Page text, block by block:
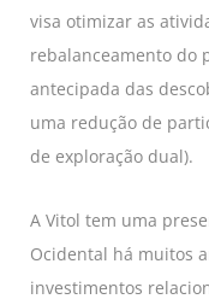
visa otimizar as
rebalanceamento do
antecipada das
uma redução de
de exploração dual).
A Vitol tem uma
Ocidental há muitos
investimentos